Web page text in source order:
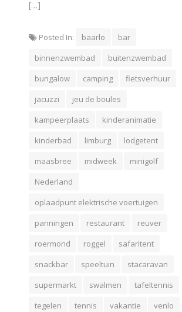
[…]
Posted In: baarlo
bar
binnenzwembad
buitenzwembad
bungalow
camping
fietsverhuur
jacuzzi
jeu de boules
kampeerplaats
kinderanimatie
kinderbad
limburg
lodgetent
maasbree
midweek
minigolf
Nederland
oplaadpunt elektrische voertuigen
panningen
restaurant
reuver
roermond
roggel
safaritent
snackbar
speeltuin
stacaravan
supermarkt
swalmen
tafeltennis
tegelen
tennis vakantie
venlo